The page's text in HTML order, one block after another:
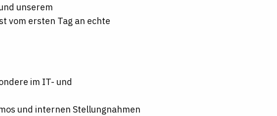
unserem
vom ersten Tag an echte
im IT- und
und internen Stellungnahmen